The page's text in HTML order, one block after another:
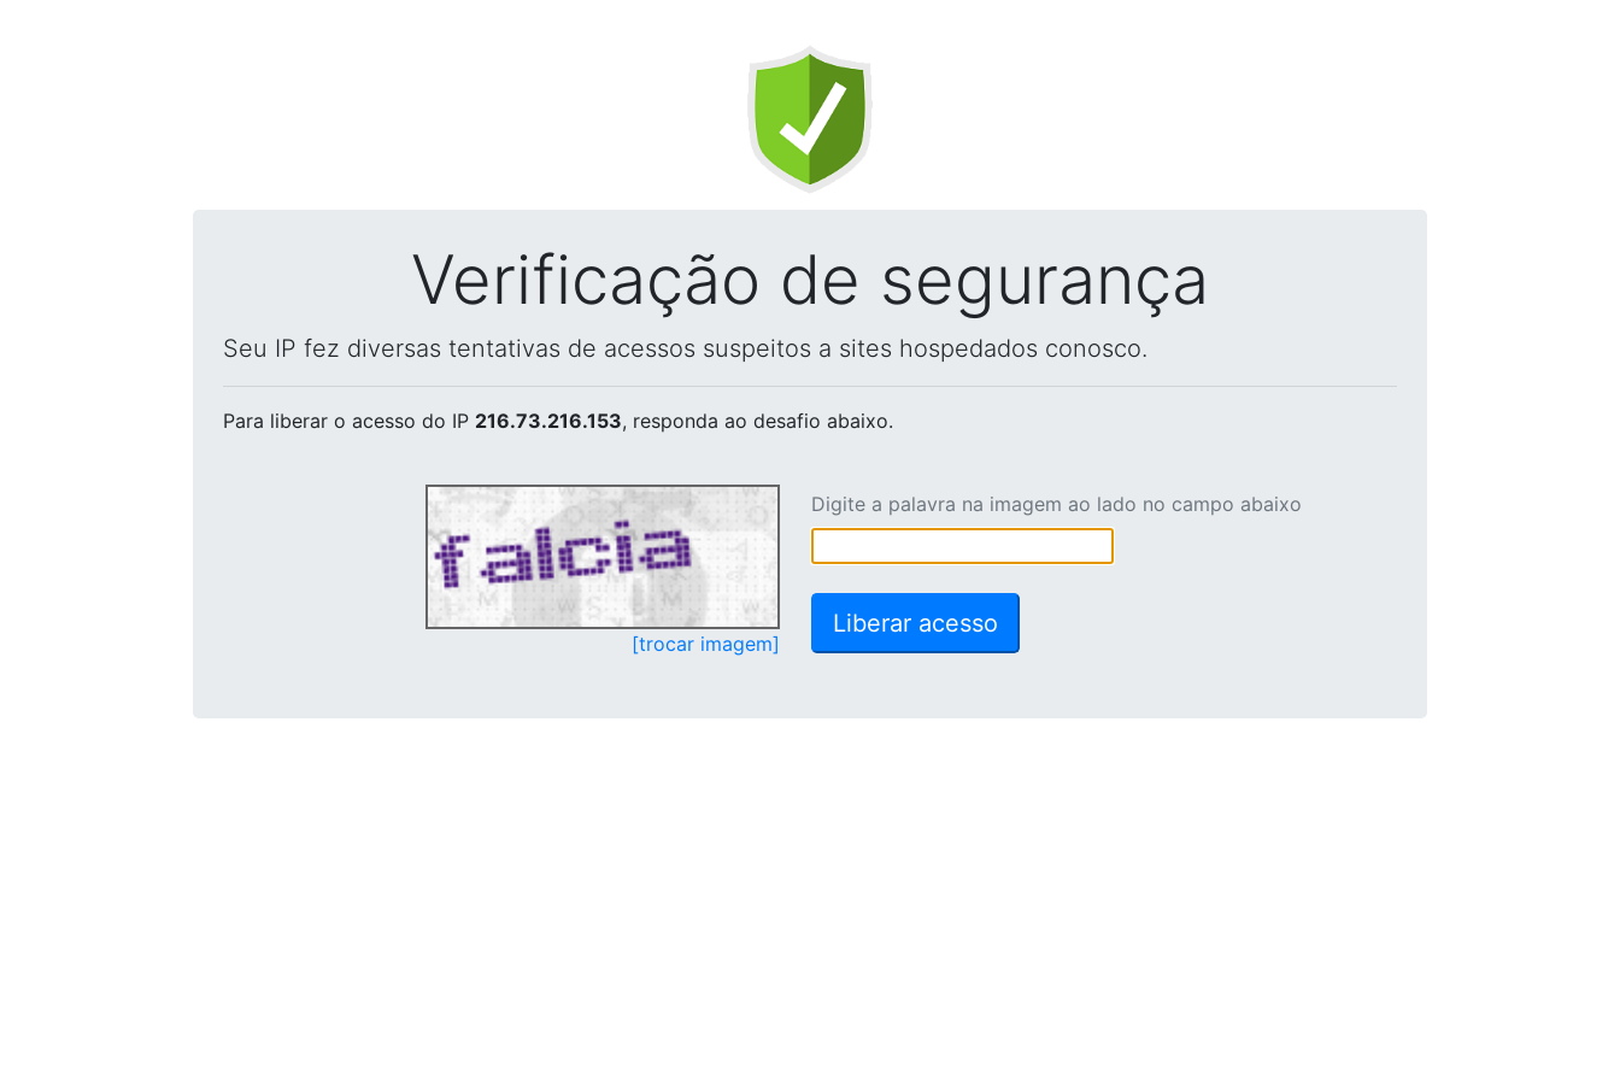
Verificação de segurança
Seu IP fez diversas tentativas de acessos suspeitos a sites hospedados conosco.
Para liberar o acesso do IP 216.73.216.153, responda ao desafio abaixo.
[trocar imagem]
Digite a palavra na imagem ao lado no campo abaixo